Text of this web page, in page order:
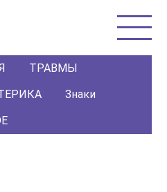
ТРАВМЫ
Знаки